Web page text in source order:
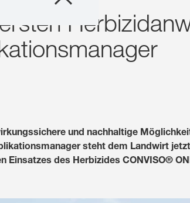
Geschäftsfelder
Karriere
Innovation
Nachhaltigkeit
Medien &
und nachhaltige
steht dem Landwirt
des Herbizides CONVISO®